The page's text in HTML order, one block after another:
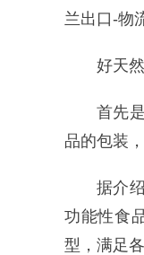
兰出口-物
好天
首先
品的包装
据介
功能性食
型，满足